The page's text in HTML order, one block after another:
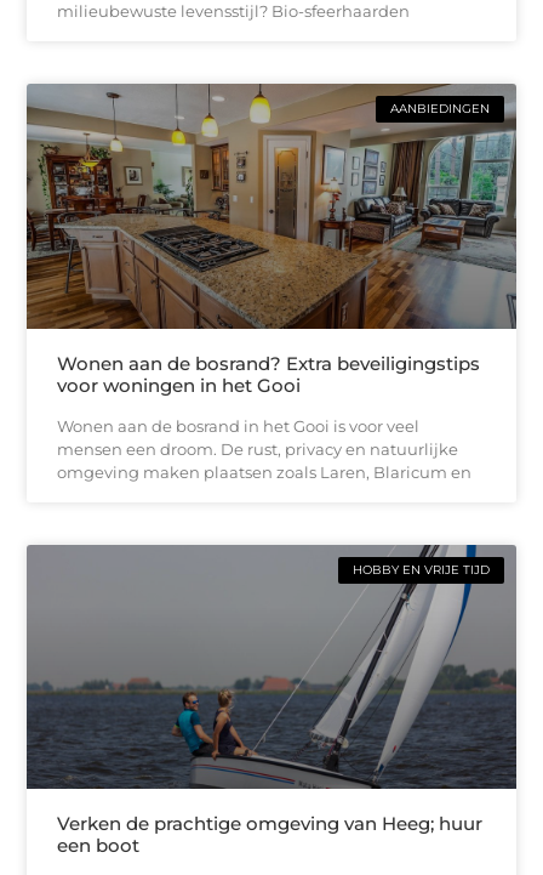
milieubewuste levensstijl? Bio-sfeerhaarden
AANBIEDINGEN
Wonen aan de bosrand? Extra beveiligingstips
voor woningen in het Gooi
Wonen aan de bosrand in het Gooi is voor veel
mensen een droom. De rust, privacy en natuurlijke
omgeving maken plaatsen zoals Laren, Blaricum en
HOBBY EN VRIJE TIJD
Verken de prachtige omgeving van Heeg; huur
een boot